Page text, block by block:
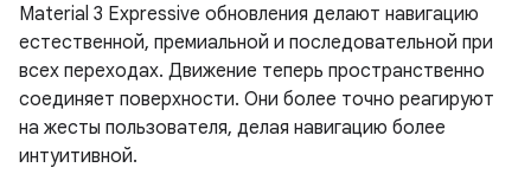
Material 3 Expressive обновления делают навигацию
естественной, премиальной и последовательной при
всех переходах. Движение теперь пространственно
соединяет поверхности. Они более точно реагируют
на жесты пользователя, делая навигацию более
интуитивной.